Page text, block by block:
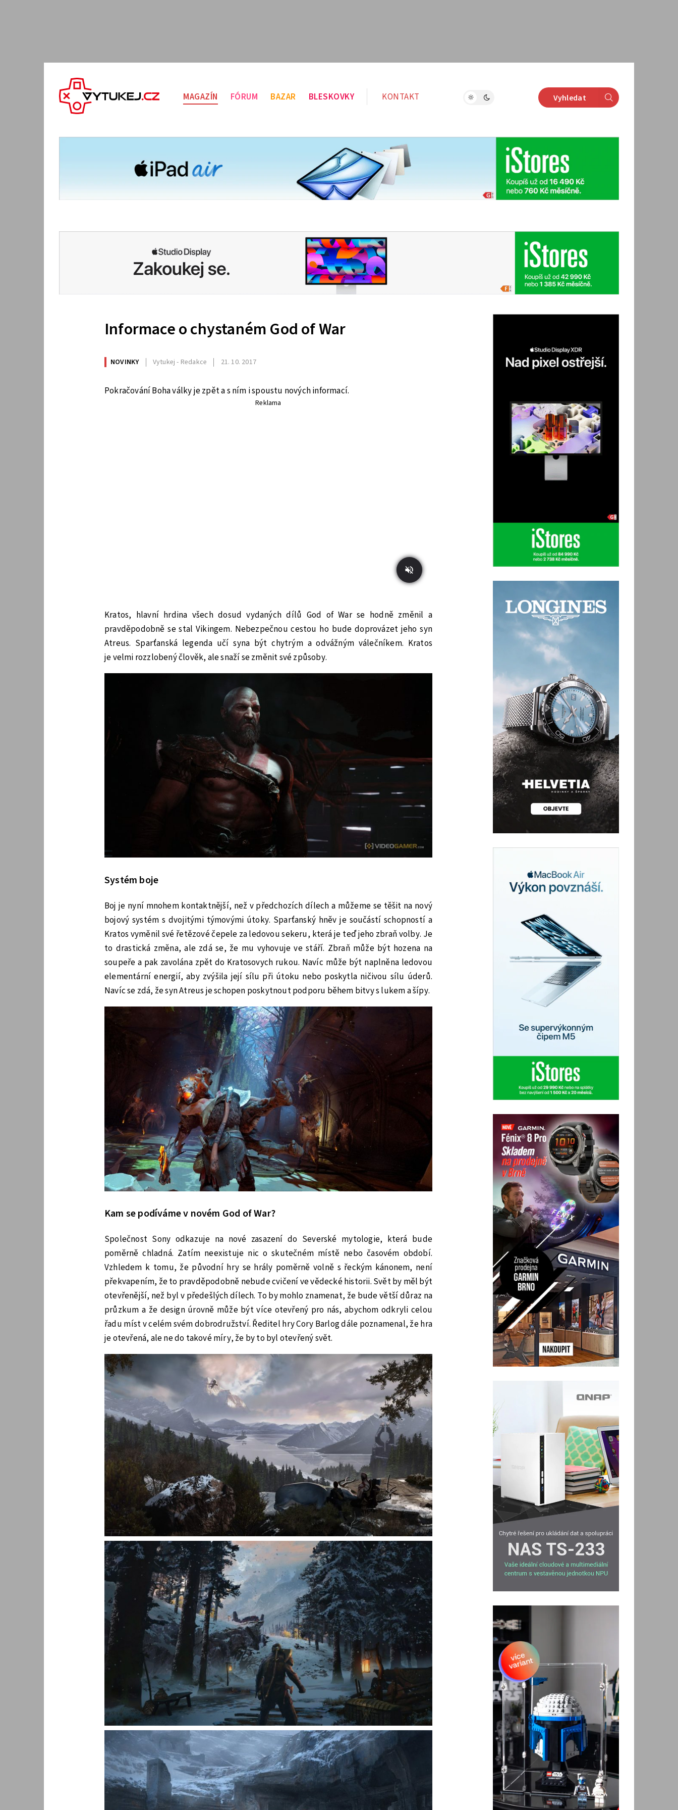
MAGAZÍN FÓRUM BAZAR BLESKOVKY KONTAKT Vyhledat
Informace o chystaném God of War
NOVINKY Vytukej - Redakce 21. 10. 2017
Pokračování Boha války je zpět a s ním i spoustu nových informací.
Reklama
Kratos, hlavní hrdina všech dosud vydaných dílů God of War se hodně změnil a
pravděpodobně se stal Vikingem. Nebezpečnou cestou ho bude doprovázet jeho syn
Atreus. Sparťanská legenda učí syna být chytrým a odvážným válečníkem. Kratos
je velmi rozzlobený člověk, ale snaží se změnit své způsoby.
Systém boje
Boj je nyní mnohem kontaktnější, než v předchozích dílech a můžeme se těšit na nový
bojový systém s dvojitými týmovými útoky. Sparťanský hněv je součástí schopností a
Kratos vyměnil své řetězové čepele za ledovou sekeru, která je teď jeho zbraň volby. Je
to drastická změna, ale zdá se, že mu vyhovuje ve stáří. Zbraň může být hozena na
soupeře a pak zavolána zpět do Kratosovych rukou. Navíc může být naplněna ledovou
elementární energií, aby zvýšila její sílu při útoku nebo poskytla ničivou sílu úderů.
Navíc se zdá, že syn Atreus je schopen poskytnout podporu během bitvy s lukem a šípy.
Kam se podíváme v novém God of War?
Společnost Sony odkazuje na nové zasazení do Severské mytologie, která bude
poměrně chladná. Zatím neexistuje nic o skutečném místě nebo časovém období.
Vzhledem k tomu, že původní hry se hrály poměrně volně s řeckým kánonem, není
překvapením, že to pravděpodobně nebude cvičení ve vědecké historii. Svět by měl být
otevřenější, než byl v předešlých dílech. To by mohlo znamenat, že bude větší důraz na
průzkum a že design úrovně může být více otevřený pro nás, abychom odkryli celou
řadu míst v celém svém dobrodružství. Ředitel hry Cory Barlog dále poznamenal, že hra
je otevřená, ale ne do takové míry, že by to byl otevřený svět.